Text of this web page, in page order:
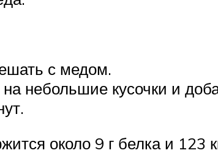
с медом.
небольшие кусочки и
около 9 г белка и 123